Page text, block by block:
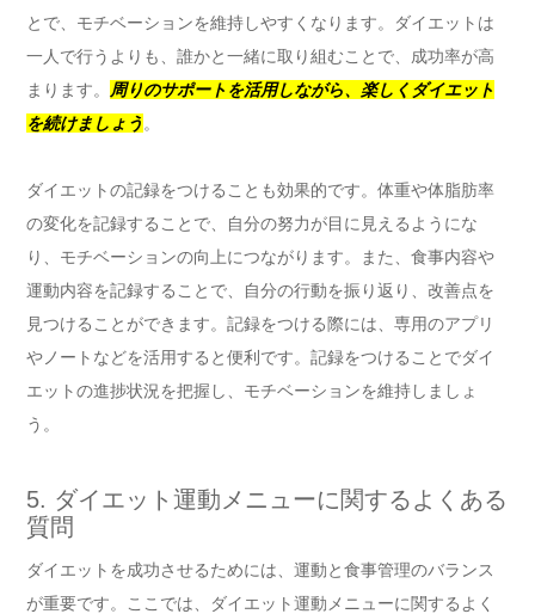
とで、モチベーションを維持しやすくなります。ダイエットは
一人で行うよりも、誰かと一緒に取り組むことで、成功率が高
まります。
周りのサポートを活用しながら、楽しくダイエット
を続けましょう 。
ダイエットの記録をつけることも効果的です。体重や体脂肪率
の変化を記録することで、自分の努力が目に見えるようにな
り、モチベーションの向上につながります。また、食事内容や
運動内容を記録することで、自分の行動を振り返り、改善点を
見つけることができます。記録をつける際には、専用のアプリ
やノートなどを活用すると便利です。記録をつけることでダイ
エットの進捗状況を把握し、モチベーションを維持しましょ
う。
5. ダイエット運動メニューに関するよくある
質問
ダイエットを成功させるためには、運動と食事管理のバランス
が重要です。ここでは、ダイエット運動メニューに関するよく